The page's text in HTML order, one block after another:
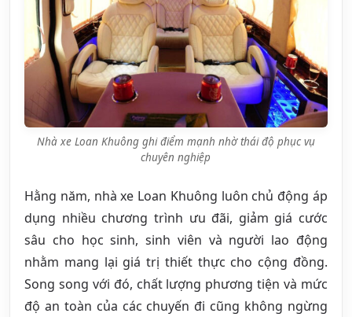
Nhà xe Loan Khuông ghi điểm mạnh nhờ thái độ phục vụ
chuyên nghiệp
Hằng năm, nhà xe Loan Khuông luôn chủ động áp
dụng nhiều chương trình ưu đãi, giảm giá cước
sâu cho học sinh, sinh viên và người lao động
nhằm mang lại giá trị thiết thực cho cộng đồng.
Song song với đó, chất lượng phương tiện và mức
độ an toàn của các chuyến đi cũng không ngừng